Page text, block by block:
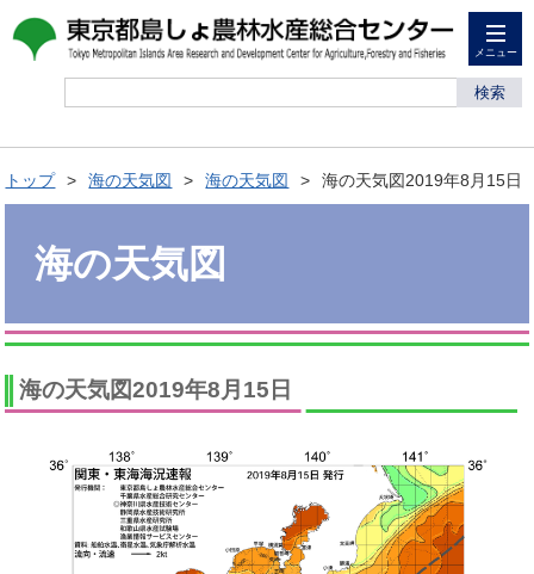
メニュー
検索
トップ 海の天気図 海の天気図 海の天気図2019年8月15日
海の天気図
海の天気図2019年8月15日